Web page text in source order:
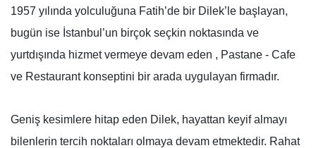
1957 yılında yolculuğuna Fatih’de bir Dilek’le başlayan,
bugün ise İstanbul’un birçok seçkin noktasında ve
yurtdışında hizmet vermeye devam eden , Pastane - Cafe
ve Restaurant konseptini bir arada uygulayan firmadır.
Geniş kesimlere hitap eden Dilek, hayattan keyif almayı
bilenlerin tercih noktaları olmaya devam etmektedir. Rahat